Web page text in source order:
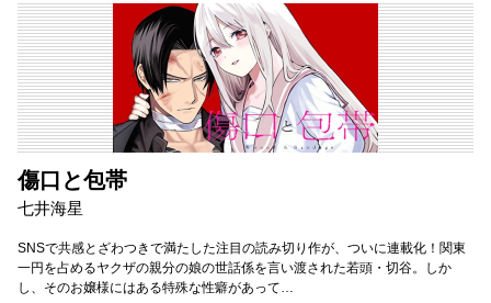
傷口と包帯
七井海星
SNSで共感とざわつきで満たした注目の読み切り作が、ついに連載化！関東
一円を占めるヤクザの親分の娘の世話係を言い渡された若頭・切谷。しか
し、そのお嬢様にはある特殊な性癖があって…